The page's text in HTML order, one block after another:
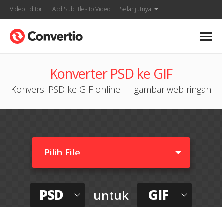
Video Editor Add Subtitles to Video Selanjutnya
Konverter PSD ke GIF
Konversi PSD ke GIF online — gambar web ringan
Pilih File
PSD untuk GIF